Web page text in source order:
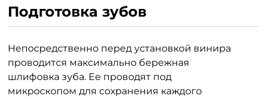
Подготовка зубов
Непосредственно перед установкой винира
проводится максимально бережная
шлифовка зуба. Ее проводят под
микроскопом для сохранения каждого